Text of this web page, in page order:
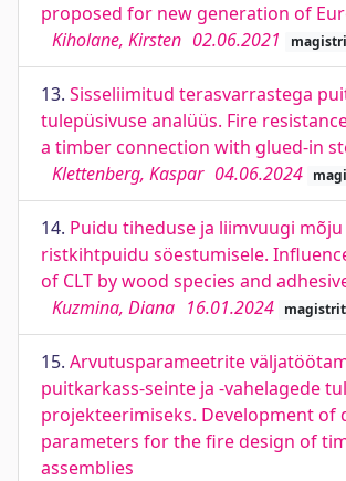
proposed for new generation of
Kiholane, Kirsten 02.06.2021
13. Sisseliimitud terasvarrastega
tulepüsivuse analüüs. Fire
a timber connection with glued-in
Klettenberg, Kaspar 04.06.2024
14. Puidu tiheduse ja liimvuugi mõju
ristkihtpuidu söestumisele.
of CLT by wood species and
Kuzmina, Diana 16.01.2024
15. Arvutusparameetrite
puitkarkass-seinte ja -vahelagede
projekteerimiseks. Development of
parameters for the fire design of
assemblies